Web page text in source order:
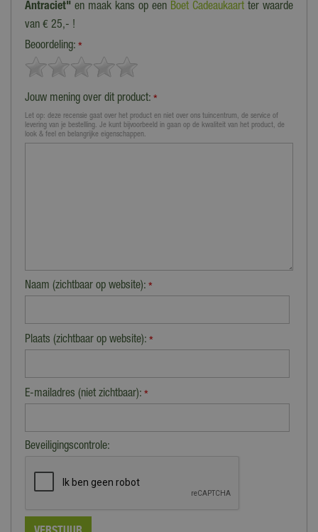
Antraciet" en maak kans op een Boet Cadeaukaart ter waarde
van € 25,- !
Beoordeling: *
Jouw mening over dit product: *
Let op: deze recensie gaat over het product en niet over ons tuincentrum, de service of
levering van je bestelling. Je kunt bijvoorbeeld in gaan op de kwaliteit van het product, de
look & feel en belangrijke eigenschappen.
Naam (zichtbaar op website): *
Plaats (zichtbaar op website): *
E-mailadres (niet zichtbaar): *
Beveiligingscontrole: